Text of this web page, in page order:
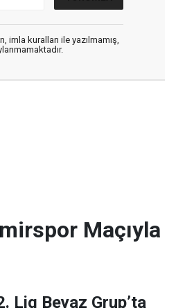
imla kuralları ile yazılmamış,
Maçıyla
Lig Beyaz Grup’ta